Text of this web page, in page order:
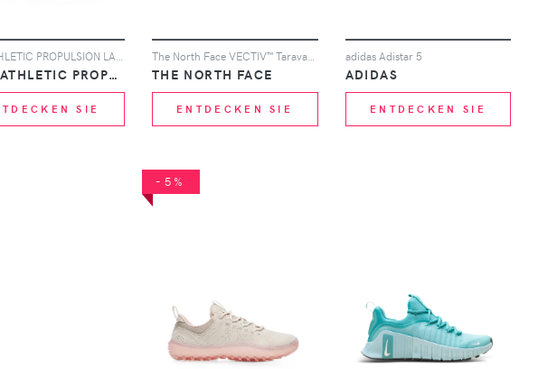
APL: ATHLETIC PROPULSION LABS TechLoom Dream mesh-knit performance sneakers - Schwarz
APL® ATHLETIC PROPULSION LABS
SIE
The North Face VECTIV™ Taraval panelled performance sneakers - Nude
THE NORTH FACE
ENTDECKEN SIE
adidas Adistar 5
ADIDAS
ENTDECKEN SIE
-5%